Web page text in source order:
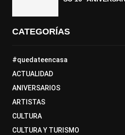
CATEGORÍAS
#quedateencasa
ACTUALIDAD
ANIVERSARIOS
ARTISTAS
CULTURA
CULTURA Y TURISMO